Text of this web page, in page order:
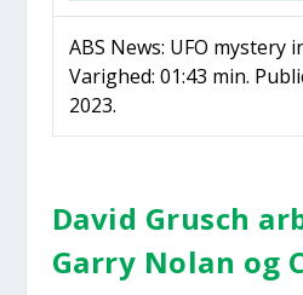
ABS News: UFO myste­ry
Varig­hed: 01:43 min.
2023.
David Grusch
Gar­ry Nolan og